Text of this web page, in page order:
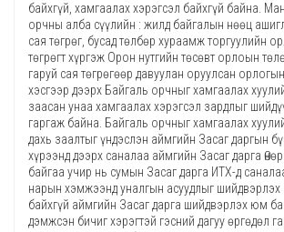
байхгүй, хамгаалах хэрэгсэл байхгүй байна.
орчны алба сүүлийн : жилд байгалын нөөц
сая төгрөг, бусад төлбөр хураамж торгуулийн
төгрөгт хүргэж Орон нутгийн төсөвт орлоын
гаруй сая төгрөгөөр давуулан оруулсан
хэсгээр дээрх Байгаль орчныг хамгаалах
заасан унаа хамгаалах хэрэгсэл зардлыг
гаргаж байна. Байгаль орчныг хамгаалах
дахь заалтыг үндэслэн аймгийн Засаг даргын
хүрээнд дээрх саналаа аймгийн Засаг дарга
байгаа учир нь сумын Засаг дарга ИТХ-д
нарын хэмжээнд уналгын асуудлыг шийдвэрлэх
байхгүй аймгийн Засаг дарга шийдвэрлэх юм
дэмжсэн бичиг хэрэгтэй гэсний дагуу өргөдөл